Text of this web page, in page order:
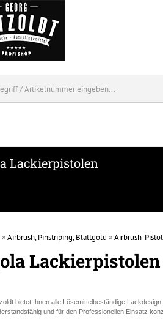
Lackierpistolen
»Airbrush, Pinstriping, Blattgold »Airbrush-
Lackierpistolen
bietet Ihnen alle Lösemittelbeständige
und für den Professionellen Einsatz